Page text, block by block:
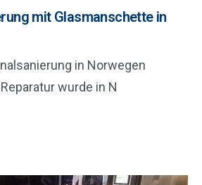
mit Glasmanschette in
in Norwegen
wurde in N